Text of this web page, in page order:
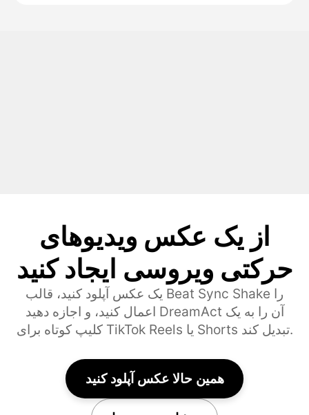
از یک عکس ویدیوهای
حرکتی ویروسی ایجاد کنید
یک عکس آپلود کنید، قالب Beat Sync Shake را
اعمال کنید، و اجازه دهید DreamAct آن را به یک
کلیپ کوتاه برای TikTok Reels یا Shorts تبدیل کند.
همین حالا عکس آپلود کنید